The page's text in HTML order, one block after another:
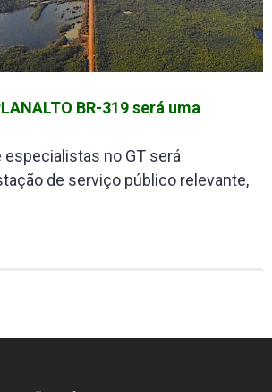
BR-319 será uma
especialistas no GT será
de serviço público relevante,